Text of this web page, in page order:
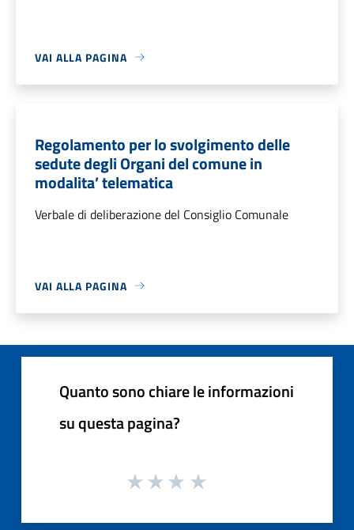
VAI ALLA PAGINA
Regolamento per lo svolgimento delle
sedute degli Organi del comune in
modalita’ telematica
Verbale di deliberazione del Consiglio Comunale
VAI ALLA PAGINA
Quanto sono chiare le informazioni
su questa pagina?